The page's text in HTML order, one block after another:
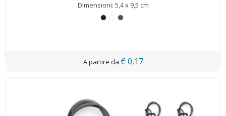
Dimensioni: 5,4 x 9,5 cm
€ 0,17